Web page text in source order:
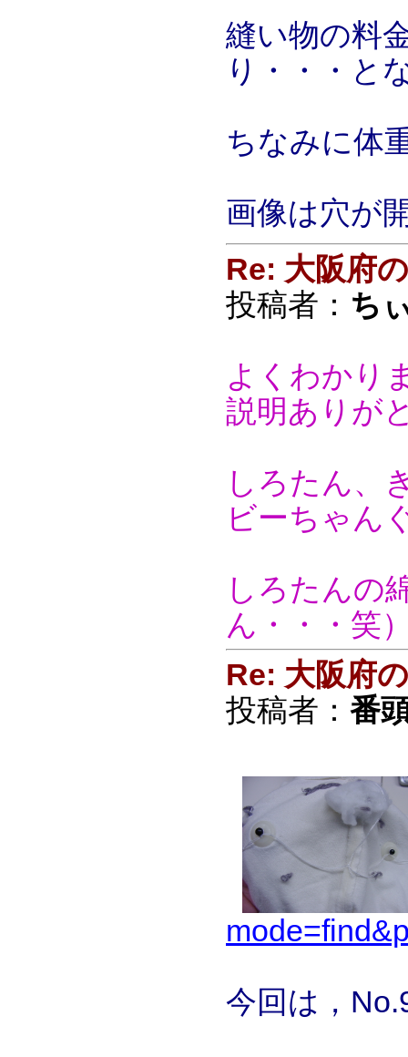
縫い物の料
り・・・と
ちなみに体
画像は穴が
Re: 大阪府
投稿者： ち
よくわかり
説明ありが
しろたん、
ビーちゃん
しろたんの
ん・・・笑
Re: 大阪府
投稿者： 番
今回は，